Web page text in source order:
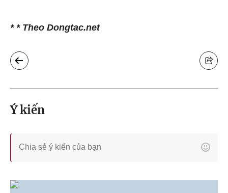
* * Theo Dongtac.net
Ý kiến